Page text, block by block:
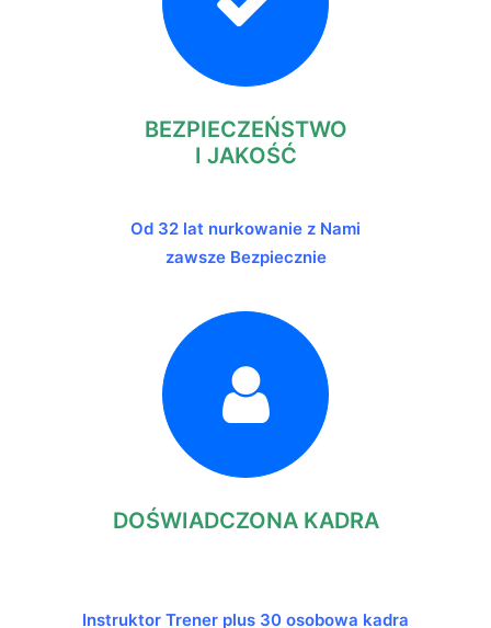
BEZPIECZEŃSTWO
I JAKOŚĆ
Od 32 lat nurkowanie z Nami
zawsze Bezpiecznie
DOŚWIADCZONA KADRA
Instruktor Trener plus 30 osobowa kadra